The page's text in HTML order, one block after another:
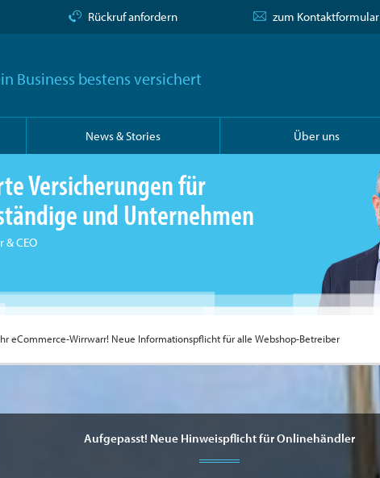
Rückruf anfordern zum Kontaktformular
Business bestens versichert
News & Stories Über uns
Versicherungen für
und Unternehmen
& CEO
eCommerce-Wirrwarr! Neue Informationspflicht für alle Webshop-Betreiber
Aufgepasst! Neue Hinweispflicht für Onlinehändler